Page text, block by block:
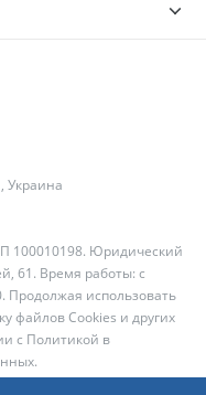
100010198. Юридический
61. Время работы: с
Продолжая использовать
файлов Cookies и других
с Политикой в
.
, Украина